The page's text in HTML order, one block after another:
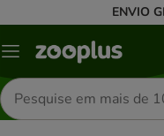
ENVIO
Menu
Pesquisar
produtos